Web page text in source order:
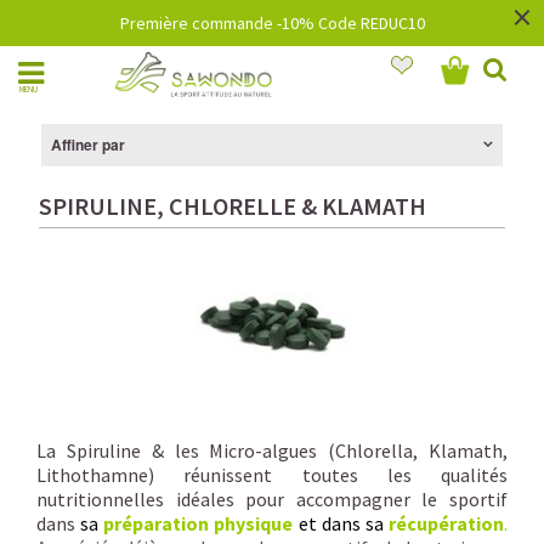
Première commande -10% Code REDUC10 ×
MENU
Affiner par
SPIRULINE, CHLORELLE & KLAMATH
La Spiruline & les Micro-algues (Chlorella, Klamath,
Lithothamne) réunissent toutes les qualités
nutritionnelles idéales pour accompagner le sportif
dans sa préparation physique et dans sa récupération.